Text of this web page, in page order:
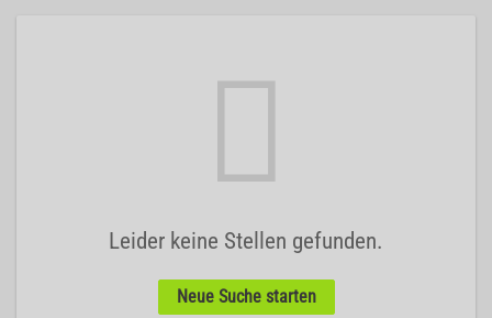
Leider keine Stellen gefunden.
Neue Suche starten